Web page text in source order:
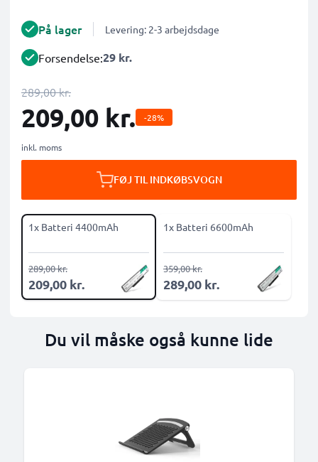
På lager Levering: 2-3 arbejdsdage
Forsendelse:29 kr.
289,00 kr.
209,00 kr. -28%
inkl. moms
FØJ TIL INDKØBSVOGN
1x Batteri 4400mAh
209,00 kr.
289,00 kr.
1x Batteri 6600mAh
289,00 kr.
359,00 kr.
Du vil måske også kunne lide